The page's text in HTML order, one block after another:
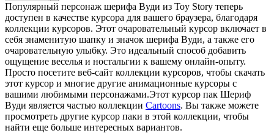
Популярный персонаж шерифа Вуди из Toy Story теперь
доступен в качестве курсора для вашего браузера, благодаря
коллекции курсоров. Этот очаровательный курсор включает в
себя знаменитую шапку и значок шерифа Вуди, а также его
очаровательную улыбку. Это идеальный способ добавить
ощущение веселья и ностальгии к вашему онлайн-опыту.
Просто посетите веб-сайт коллекции курсоров, чтобы скачать
этот курсор и многие другие анимационные курсоры с
вашими любимыми персонажами.Этот курсор пак Шериф
Вуди является частью коллекции Cartoons. Вы также можете
просмотреть другие курсор паки в этой коллекции, чтобы
найти еще больше интересных вариантов.